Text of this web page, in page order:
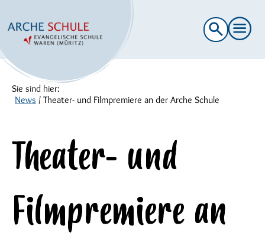
Suche
nach:
Sie sind hier:
News / Theater- und Filmpremiere an der Arche Schule
Theater- und
Filmpremiere an